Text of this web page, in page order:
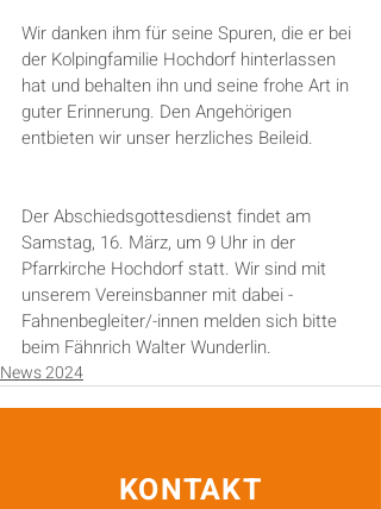
Wir danken ihm für seine Spuren, die er bei
der Kolpingfamilie Hochdorf hinterlassen
hat und behalten ihn und seine frohe Art in
guter Erinnerung. Den Angehörigen
entbieten wir unser herzliches Beileid.
Der Abschiedsgottesdienst findet am
Samstag, 16. März, um 9 Uhr in der
Pfarrkirche Hochdorf statt. Wir sind mit
unserem Vereinsbanner mit dabei -
Fahnenbegleiter/-innen melden sich bitte
beim Fähnrich Walter Wunderlin.
News 2024
KONTAKT